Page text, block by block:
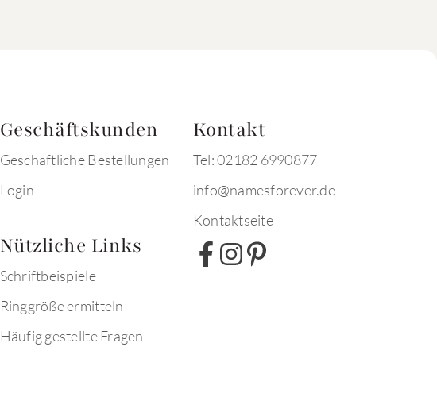
Geschäftskunden
Geschäftliche Bestellungen
Login
Nützliche Links
Schriftbeispiele
Ringgröße ermitteln
Häufig gestellte Fragen
Kontakt
Tel: 02182 6990877
info@namesforever.de
Kontaktseite